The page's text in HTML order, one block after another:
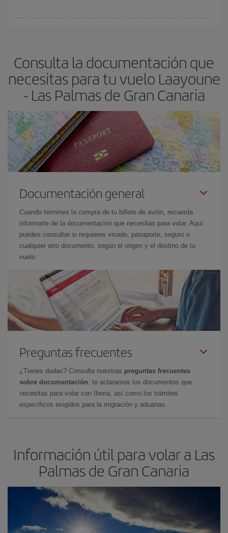
avión más baratos te saldrán. Además, si buscas los vuelos con
las fechas y los horarios del viaje un poco abiertos, podráselegir
el precio más barato.
Consulta la documentación que
necesitas para tu vuelo Laayoune
- Las Palmas de Gran Canaria
Documentación general
Cuando termines la compra de tu billete de avión, recuerda
informarte de la documentación que necesitas para volar. Aquí
puedes consultar si requieres visado, pasaporte, seguro o
cualquier otro documento, según el origen y el destino de tu
vuelo.
Preguntas frecuentes
¿Tienes dudas? Consulta nuestras preguntas frecuentes
sobre documentación: te aclaramos los documentos que
necesitas para volar con Iberia, así como los trámites
específicos exigidos para la migración y aduanas.
Información útil para volar a Las
Palmas de Gran Canaria